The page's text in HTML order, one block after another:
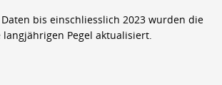
bis einschliesslich 2023 wurden die
Pegel aktualisiert.